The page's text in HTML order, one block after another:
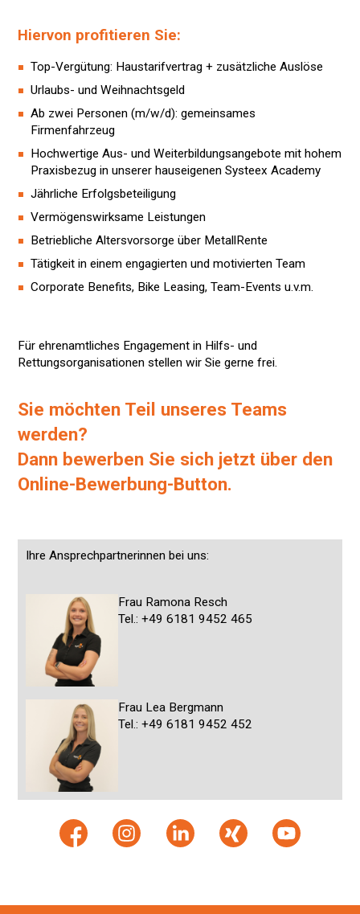
Hiervon profitieren Sie:
Top-Vergütung: Haustarifvertrag + zusätzliche Auslöse
Urlaubs- und Weihnachtsgeld
Ab zwei Personen (m/w/d): gemeinsames
Firmenfahrzeug
Hochwertige Aus- und Weiterbildungsangebote mit hohem
Praxisbezug in unserer hauseigenen Systeex Academy
Jährliche Erfolgsbeteiligung
Vermögenswirksame Leistungen
Betriebliche Altersvorsorge über MetallRente
Tätigkeit in einem engagierten und motivierten Team
Corporate Benefits, Bike Leasing, Team-Events u.v.m.
Für ehrenamtliches Engagement in Hilfs- und
Rettungsorganisationen stellen wir Sie gerne frei.
Sie möchten Teil unseres Teams
werden?
Dann bewerben Sie sich jetzt über den
Online-Bewerbung-Button.
Ihre Ansprechpartnerinnen bei uns:
Frau Ramona Resch
Tel.: +49 6181 9452 465
Frau Lea Bergmann
Tel.: +49 6181 9452 452